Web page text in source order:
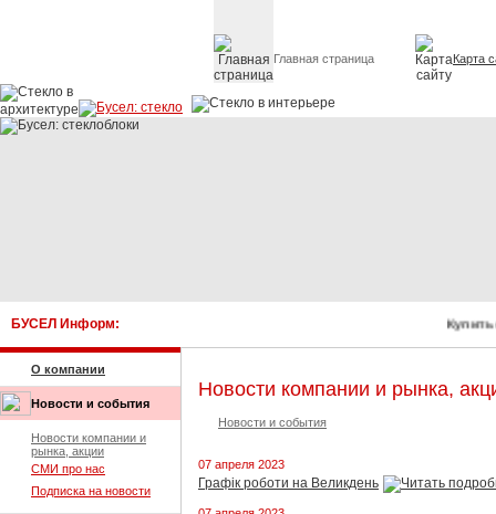
Главная страница Карта
БУСЕЛ Информ:
О компании
Новости и события
Новости компании и
рынка, акции
СМИ про нас
Подписка на новости
Новости компании и рынка,
Новости и события
07 апреля 2023
Графік роботи на Великдень